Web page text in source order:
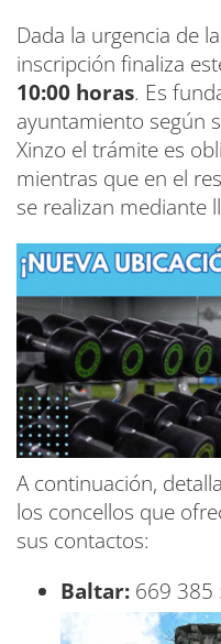
Dada la urgencia de
inscripción finaliza
10:00 horas. Es
ayuntamiento según
Xinzo el trámite es
mientras que en el
se realizan mediante
A continuación,
los concellos que
sus contactos:
Baltar: 669 385